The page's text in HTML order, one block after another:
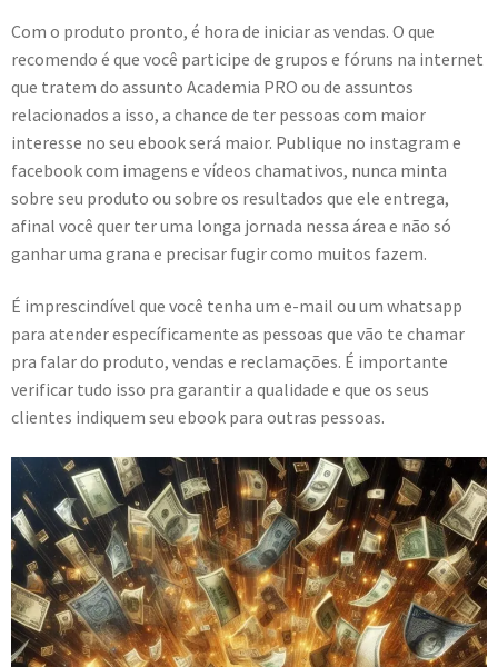
Com o produto pronto, é hora de iniciar as vendas. O que
recomendo é que você participe de grupos e fóruns na internet
que tratem do assunto Academia PRO ou de assuntos
relacionados a isso, a chance de ter pessoas com maior
interesse no seu ebook será maior. Publique no instagram e
facebook com imagens e vídeos chamativos, nunca minta
sobre seu produto ou sobre os resultados que ele entrega,
afinal você quer ter uma longa jornada nessa área e não só
ganhar uma grana e precisar fugir como muitos fazem.
É imprescindível que você tenha um e-mail ou um whatsapp
para atender específicamente as pessoas que vão te chamar
pra falar do produto, vendas e reclamações. É importante
verificar tudo isso pra garantir a qualidade e que os seus
clientes indiquem seu ebook para outras pessoas.